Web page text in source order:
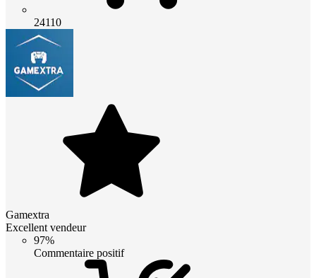
24110
Gamextra
Excellent vendeur
97%
Commentaire positif